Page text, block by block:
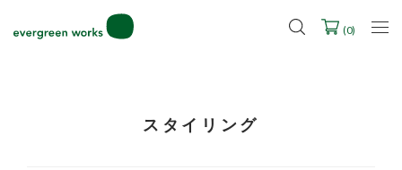
2027年ご入学用ランドセル受注会スケジュール
(0)
スタイリング